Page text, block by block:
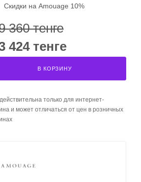
Скидки на Amouage 10%
360 тенге
424 тенге
В КОРЗИНУ
только для интернет-
и может отличаться от цен в розничных